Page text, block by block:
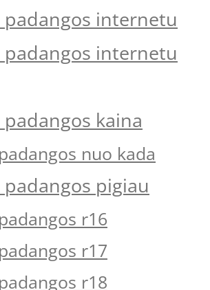
padangos internetu
padangos internetu
kaina
nuo kada
pigiau
r16
r17
r18